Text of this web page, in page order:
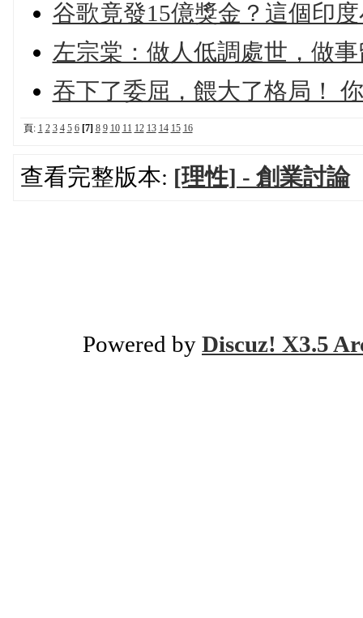
谷歌竟發15億獎金？這個印
左宗棠：做人低調處世，做
吞下了委屈，餵大了格局！
頁: 1 2 3 4 5 6 [7] 8 9 10 11 12 13 14 15 16
查看完整版本: [理性] - 創業討論
Powered by Discuz! X3.5